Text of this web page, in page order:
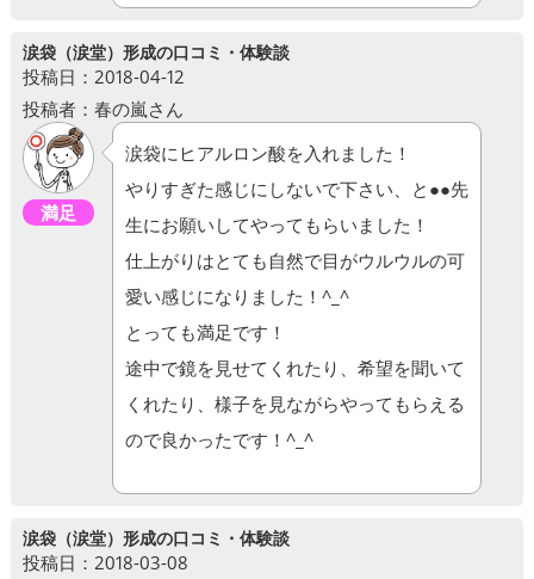
涙袋（涙堂）形成の口コミ・体験談
投稿日：2018-04-12
投稿者：春の嵐さん
満足
涙袋にヒアルロン酸を入れました！
やりすぎた感じにしないで下さい、と●●先
生にお願いしてやってもらいました！
仕上がりはとても自然で目がウルウルの可
愛い感じになりました！^_^
とっても満足です！
途中で鏡を見せてくれたり、希望を聞いて
くれたり、様子を見ながらやってもらえる
ので良かったです！^_^
涙袋（涙堂）形成の口コミ・体験談
投稿日：2018-03-08